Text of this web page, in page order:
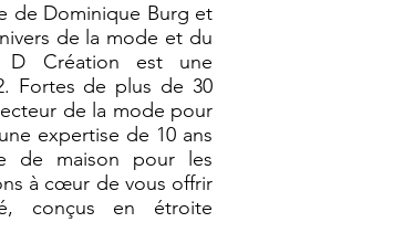
de Dominique Burg et
de la mode et du
Création est une
Fortes de plus de 30
de la mode pour
expertise de 10 ans
de maison pour les
à cœur de vous offrir
conçus en étroite